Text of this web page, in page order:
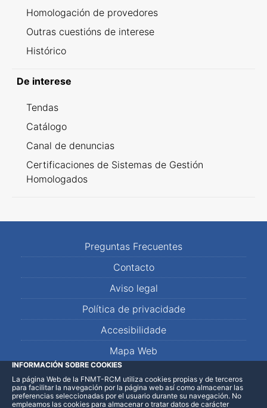
Homologación de provedores
Outras cuestións de interese
Histórico
De interese
Tendas
Catálogo
Canal de denuncias
Certificaciones de Sistemas de Gestión
Homologados
Preguntas Frecuentes
Contacto
Aviso legal
Política de privacidade
Accesibilidade
Mapa Web
LinkedInFacebookWhatsApp
INFORMACIÓN SOBRE COOKIES
La página Web de la FNMT-RCM utiliza cookies propias y de terceros
para facilitar la navegación por la página web así como almacenar las
preferencias seleccionadas por el usuario durante su navegación. No
empleamos las cookies para almacenar o tratar datos de carácter